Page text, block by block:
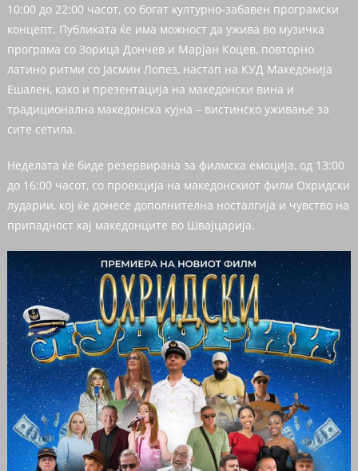
10:00 до 22:00 часот, со богат културно-забавен програмски
концепт. Публиката ќе има можност да ужива во музичка
програма со Зорица Дончев и Марјан Коцев, повторно
латино ритми со Јасмин Лопез, настап на КУД Македонија
Ешален, како и презентација на македонски вина и
традиционална македонска кујна – вистинско уживање за
сите сетила.
Неделата ќе биде резервирана за филмска емоција, од 13:00
до 16:00 часот, со проекција на македонскиот филм Охридски
лударии, кој ќе донесе дополнителна носталгија и чувство на
припадност кај македонците во Швајцарија.